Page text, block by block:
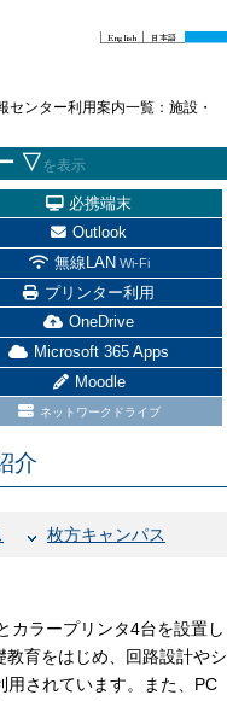
English 日本語
センター利用案内一覧：施設・
▽を表示
必携端末
Outlook
無線LAN Wi-Fi
プリンター利用
OneDrive
Microsoft 365 Apps
Moodle
ネットワークドライブ
介
枚方キャンパス
カラープリンタ4台を設置し
育をはじめ、回路設計やシ
用されています。また、PC